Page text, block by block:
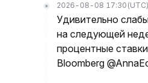
2026-08-08 17:30 (UTC)
Удивительно
на следующей
процентные
Bloomberg